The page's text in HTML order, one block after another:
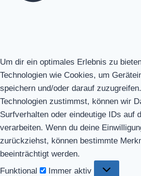
Um dir ein optimales Erlebnis zu
Technologien wie Cookies, um
speichern und/oder darauf
Technologien zustimmst, können wir
Surfverhalten oder eindeutige IDs auf
verarbeiten. Wenn du deine
zurückziehst, können bestimmte
beeinträchtigt werden.
Funktional
Funktional
Immer aktiv